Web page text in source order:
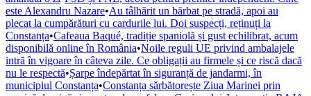
este Alexandru Nazare•Au tâlhărit un bărbat pe stradă, apoi au
plecat la cumpărături cu cardurile lui. Doi suspecți, reținuți la
Constanța•Cafeaua Baqué, tradiție spaniolă și gust echilibrat, acum
disponibilă online în România•Noile reguli UE privind ambalajele
intră în vigoare în câteva zile. Ce obligații au firmele și ce riscă dacă
nu le respectă•Șarpe îndepărtat în siguranță de jandarmi, în
municipiul Constanța•Constanța sărbătorește Ziua Marinei prin